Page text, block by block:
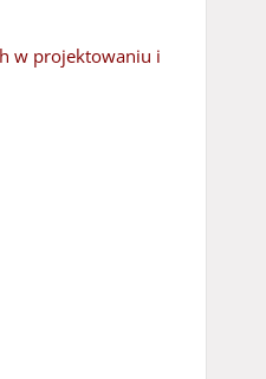
w projektowaniu i